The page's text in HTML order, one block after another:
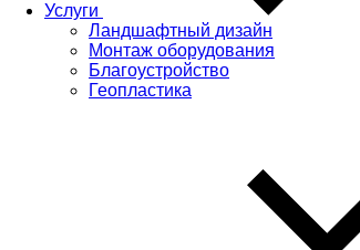
Услуги
Ландшафтный дизайн
Монтаж оборудования
Благоустройство
Геопластика